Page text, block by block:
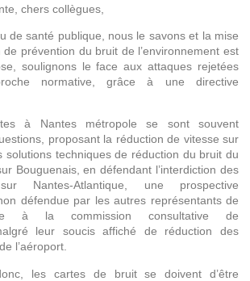
chers collègues,
de santé publique, nous le savons et la mise
prévention du bruit de l’environnement est
soulignons le face aux attaques rejetées
normative, grâce à une directive
à Nantes métropole se sont souvent
proposant la réduction de vitesse sur
solutions techniques de réduction du bruit du
Bouguenais, en défendant l’interdiction des
Nantes-Atlantique, une prospective
défendue par les autres représentants de
à la commission consultative de
leur soucis affiché de réduction des
l’aéroport.
les cartes de bruit se doivent d’être